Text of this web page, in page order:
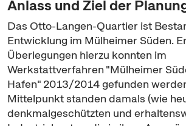
Anlass und Ziel der
Das Otto-Langen-Quartier ist
Entwicklung im Mülheimer Süden.
Überlegungen hierzu konnten im
Werkstattverfahren "Mülheimer
Hafen" 2013/2014 gefunden
Mittelpunkt standen damals (wie
denkmalgeschützten und